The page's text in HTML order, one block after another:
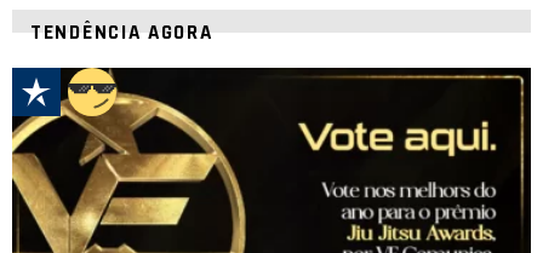
TENDÊNCIA AGORA